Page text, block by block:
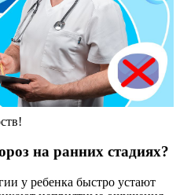
на ранних стадиях?
у ребенка быстро устают